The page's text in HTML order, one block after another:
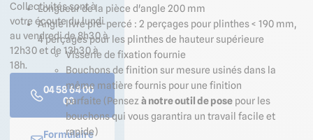
Collectivités sont à
votre écoute du lundi
au vendredi de 8h30 à
12h30 et de 13h30 à
18h.
04 58 64 00
00
Formulaire
Longueur de la pièce d'angle 200 mm
Angle livré pré-percé : 2 perçages pour plinthes < 190 mm,
4 perçages pour les plinthes de hauteur supérieure
Visserie de fixation fournie
Bouchons de finition sur mesure usinés dans la
même matière fournis pour une finition
parfaite (Pensezà notre outil de pose pour les
bouchons qui vous garantira un travail facile et
rapide)